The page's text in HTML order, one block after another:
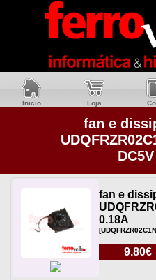
Inicio Loja
fan e
fan e
0.18A
9.80€